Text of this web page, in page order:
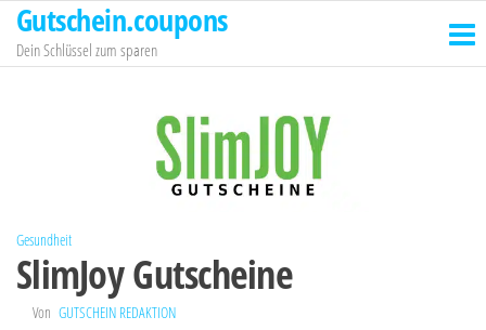
Zum
Inhalt
springen
Gutschein.coupons
Dein Schlüssel zum sparen
Gesundheit
SlimJoy Gutscheine
Von GUTSCHEIN REDAKTION